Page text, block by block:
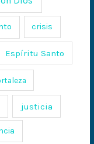
crisis
Espíritu Santo
justicia